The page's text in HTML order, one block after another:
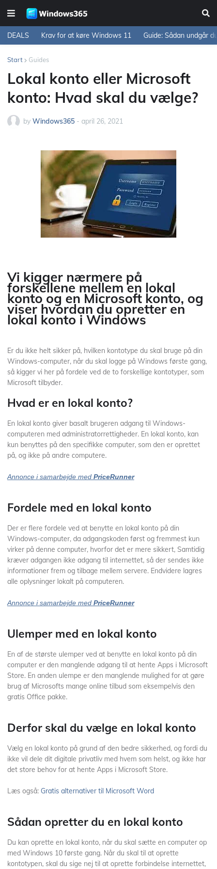
DEALS Krav for at køre Windows 11 Guide: Sådan undgår
Start Guides
Lokal konto eller Microsoft
konto: Hvad skal du vælge?
by Windows365 - april 26, 2021
Vi kigger nærmere på
forskellene mellem en lokal
konto og en Microsoft konto, og
viser hvordan du opretter en
lokal konto i Windows
Er du ikke helt sikker på, hvilken kontotype du skal bruge på din
Windows-computer, når du skal logge på Windows første gang,
så kigger vi her på fordele ved de to forskellige kontotyper, som
Microsoft tilbyder.
Hvad er en lokal konto?
En lokal konto giver basalt brugeren adgang til Windows-
computeren med administratorrettigheder. En lokal konto, kan
kun benyttes på den specifikke computer, som den er oprettet
på, og ikke på andre computere.
Annonce i samarbejde med PriceRunner
Fordele med en lokal konto
Der er flere fordele ved at benytte en lokal konto på din
Windows-computer, da adgangskoden først og fremmest kun
virker på denne computer, hvorfor det er mere sikkert, Samtidig
kræver adgangen ikke adgang til internettet, så der sendes ikke
informationer frem og tilbage mellem servere. Endvidere lagres
alle oplysninger lokalt på computeren.
Annonce i samarbejde med PriceRunner
Ulemper med en lokal konto
En af de største ulemper ved at benytte en lokal konto på din
computer er den manglende adgang til at hente Apps i Microsoft
Store. En anden ulempe er den manglende mulighed for at gøre
brug af Microsofts mange online tilbud som eksempelvis den
gratis Office pakke.
Derfor skal du vælge en lokal konto
Vælg en lokal konto på grund af den bedre sikkerhed, og fordi du
ikke vil dele dit digitale privatliv med hvem som helst, og ikke har
det store behov for at hente Apps i Microsoft Store.
Læs også: Gratis alternativer til Microsoft Word
Sådan opretter du en lokal konto
Du kan oprette en lokal konto, når du skal sætte en computer op
med Windows 10 første gang. Når du skal til at oprette
kontotypen, skal du sige nej til at oprette forbindelse internettet,